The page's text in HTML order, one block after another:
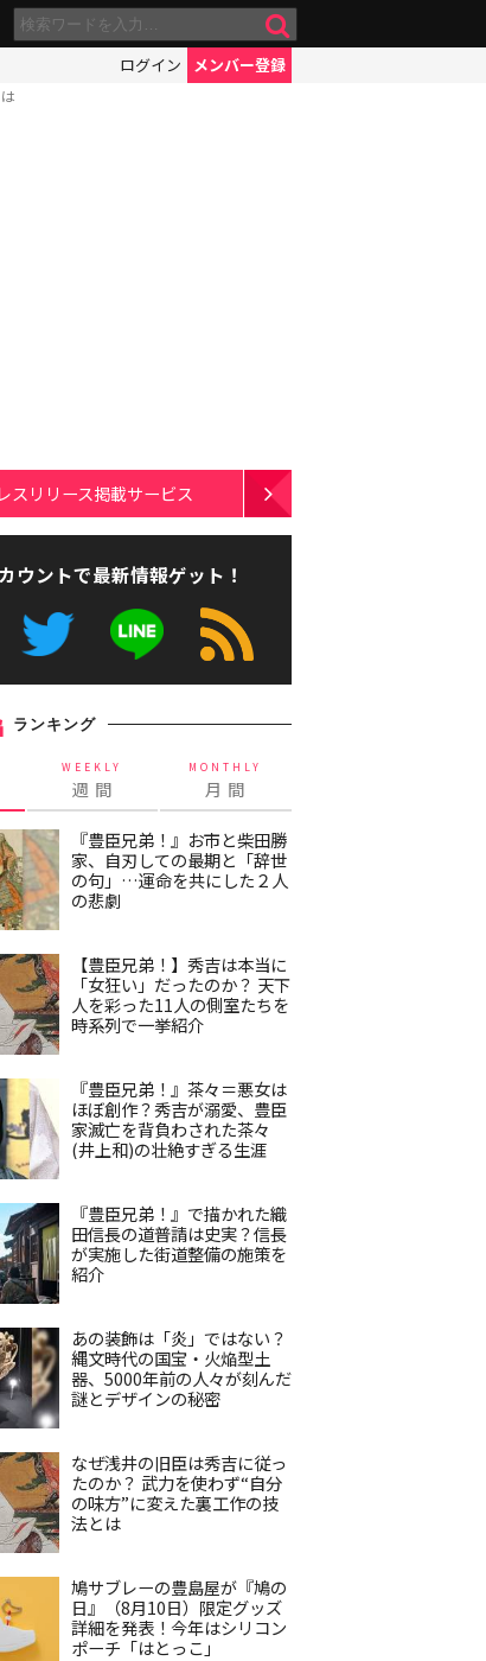
ログイン メンバー登録
スリリース掲載サービス
ウントで最新情報ゲット！
ランキング
WEEKLY
週 間
MONTHLY
月 間
『豊臣兄弟！』お市と柴田勝
家、自刃しての最期と「辞世
の句」…運命を共にした２人
の悲劇
【豊臣兄弟！】秀吉は本当に
「女狂い」だったのか？ 天下
人を彩った11人の側室たちを
時系列で一挙紹介
『豊臣兄弟！』茶々＝悪女は
ほぼ創作？秀吉が溺愛、豊臣
家滅亡を背負わされた茶々
(井上和)の壮絶すぎる生涯
『豊臣兄弟！』で描かれた織
田信長の道普請は史実？信長
が実施した街道整備の施策を
紹介
あの装飾は「炎」ではない？
縄文時代の国宝・火焔型土
器、5000年前の人々が刻んだ
謎とデザインの秘密
なぜ浅井の旧臣は秀吉に従っ
たのか？ 武力を使わず“自分
の味方”に変えた裏工作の技
法とは
鳩サブレーの豊島屋が『鳩の
日』（8月10日）限定グッズ
詳細を発表！今年はシリコン
ポーチ「はとっこ」